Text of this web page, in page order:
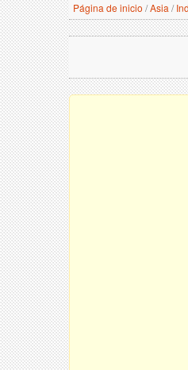
Página de inicio /Asia /